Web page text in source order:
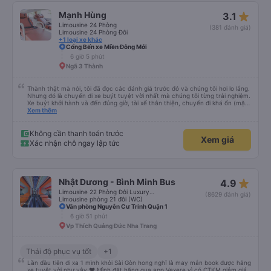
đẹp mắt trên trần xe. Tài xế lái xe cẩn thận, và chúng tôi thậm chí còn đến
đích sớm hơn dự kiến. Nhìn chung, một trải nghiệm tốt; chúng tôi sẽ đặt xe
với nhà cung cấp này một lần nữa.
Mạnh Hùng
Limousine 24 Phòng
Limousine 24 Phòng Đôi
+1 loại xe khác
3.1 star_rate
(381 đánh giá)
Cổng Bến xe Miền Đông Mới
6 giờ 5 phút
Ngã 3 Thành
Thành thật mà nói, tôi đã đọc các đánh giá trước đó và chúng tôi hơi lo lắng.
Nhưng đó là chuyến đi xe buýt tuyệt vời nhất mà chúng tôi từng trải nghiệm.
Xe buýt khởi hành và đến đúng giờ, tài xế thân thiện, chuyến đi khá ổn (mặc
dù vẫn hơi xóc, nhưng đó là đặc trưng của Việt Nam ^^), và chỗ ngồi thoải
Xem thêm
Không cần thanh toán trước
Xác nhận chỗ ngay lập tức
Xem giá
Nhật Dương - Bình Minh Bus
Limousine phòng 21 đôi (WC)
4.9 star_rate
(8629 đánh giá)
Văn phòng Nguyễn Cư Trinh Quận 1
6 giờ 51 phút
Vp Thích Quảng Đức Nha Trang
Thái độ phục vụ tốt +1
Lần đầu tiên đi xa 1 mình khỏi Sài Gòn hong nghĩ là may mắn book được hãng